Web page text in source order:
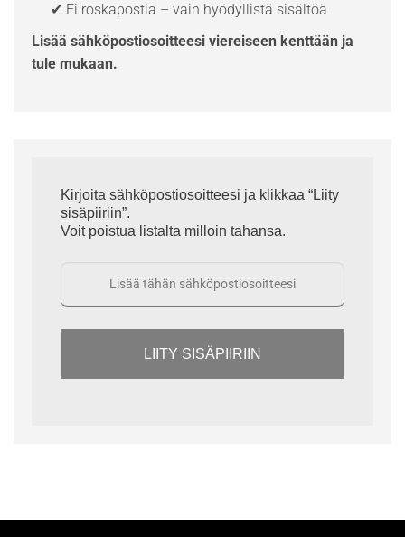
✔ Ei roskapostia – vain hyödyllistä sisältöä
Lisää sähköpostiosoitteesi viereiseen kenttään ja
tule mukaan.
Kirjoita sähköpostiosoitteesi ja klikkaa “Liity
sisäpiiriin”.
Voit poistua listalta milloin tahansa.
LIITY SISÄPIIRIIN